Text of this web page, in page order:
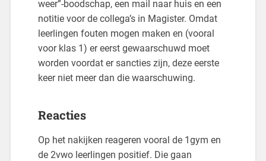
weer”-boodschap, een mail naar huis en een
notitie voor de collega’s in Magister. Omdat
leerlingen fouten mogen maken en (vooral
voor klas 1) er eerst gewaarschuwd moet
worden voordat er sancties zijn, deze eerste
keer niet meer dan die waarschuwing.
Reacties
Op het nakijken reageren vooral de 1gym en
de 2vwo leerlingen positief. Die gaan